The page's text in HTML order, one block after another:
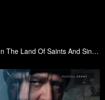
In The Land Of Saints And Sinners (2023)